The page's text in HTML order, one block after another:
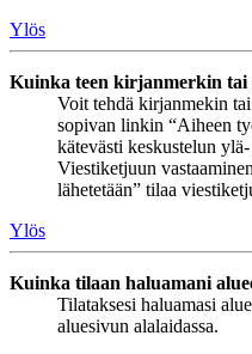
Ylös
Kuinka teen kirjanmerkin tai
Voit tehdä kirjanmekin
sopivan linkin “Aiheen
kätevästi keskustelun
Viestiketjuun
lähetetään” tilaa
Ylös
Kuinka tilaan haluamani
Tilataksesi haluamasi
aluesivun alalaidassa.